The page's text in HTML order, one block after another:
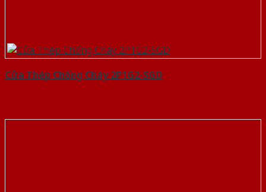
Cửa Thép Chống Cháy 2P1G2-SGD